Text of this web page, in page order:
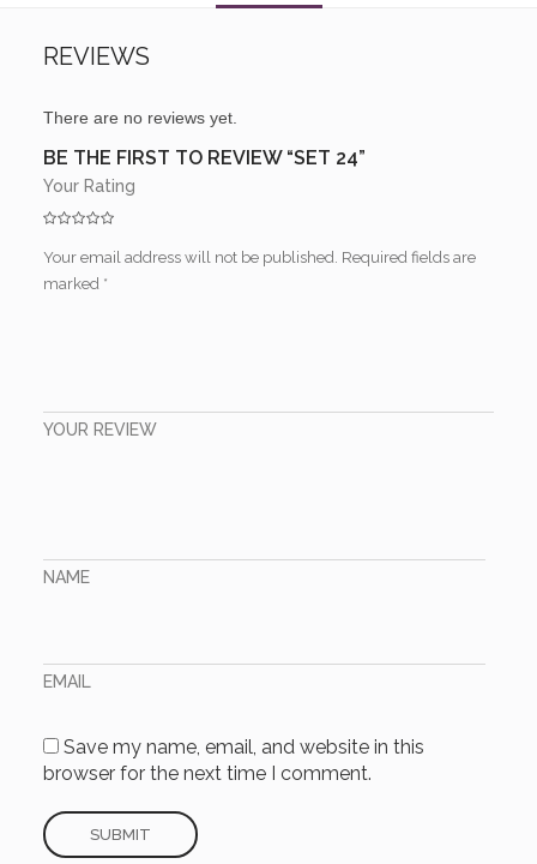
REVIEWS
There are no reviews yet.
BE THE FIRST TO REVIEW “SET 24”
Your email address will not be published. Required fields are
marked *
Your Rating
YOUR REVIEW
NAME
EMAIL
Save my name, email, and website in this
browser for the next time I comment.